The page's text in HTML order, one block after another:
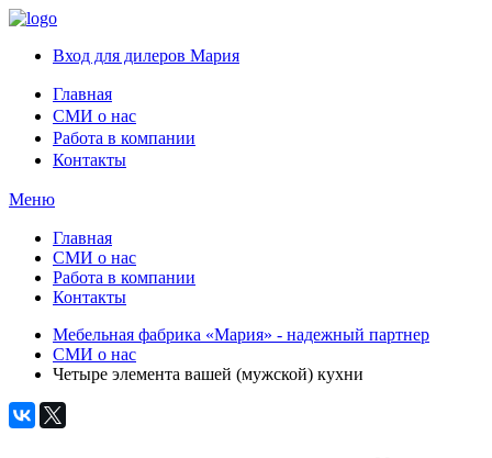
Вход для дилеров Мария
Главная
СМИ о нас
Работа в компании
Контакты
Меню
Главная
СМИ о нас
Работа в компании
Контакты
Мебельная фабрика «Мария» - надежный партнер
СМИ о нас
Четыре элемента вашей (мужской) кухни